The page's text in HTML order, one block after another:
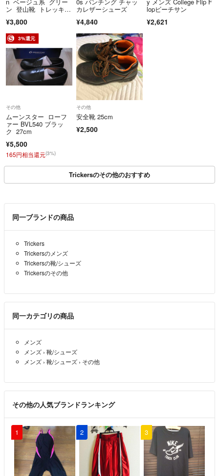
n ベージュ系 グリー
ン 登山靴 トレッキン
５，５センチ
¥3,800
0s パンチング チャッ
カレザーシューズ
¥4,840
y メンズ College Flip F
lopビーチサン
¥2,621
3%還元
その他
ムーンスター ローフ
ァー BVL540 ブラッ
ク 27cm
¥5,500
165円相当還元(3%)
その他
安全靴 25cm
¥2,500
Trickersのその他のおすすめ
同一ブランドの商品
Trickers
Trickersのメンズ
Trickersの靴/シューズ
Trickersのその他
同一カテゴリの商品
メンズ
メンズ › 靴/シューズ
メンズ › 靴/シューズ › その他
その他の人気ブランドランキング
1 2 3